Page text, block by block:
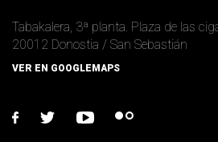
Tabakalera, 3ª planta. Plaza de las
20012 Donostia / San Sebastián
VER EN GOOGLEMAPS
facebook
twitter youtubeflickr